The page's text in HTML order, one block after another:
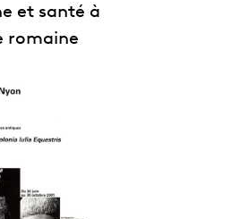
et santé à
romaine